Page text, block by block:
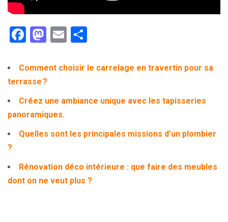
Facebook
Mastodon
Email
Comment choisir le carrelage en travertin pour sa
terrasse ?
Créez une ambiance unique avec les tapisseries
panoramiques.
Quelles sont les principales missions d’un plombier
?
Rénovation déco intérieure : que faire des meubles
dont on ne veut plus ?